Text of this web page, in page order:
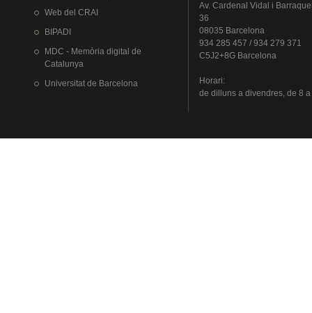
Web del CRAI
BIPADI
MDC - Memòria digital de
Catalunya
Universitat de Barcelona
Av. Cardenal Vidal i
36
08035 Barcelona
934 285 457 / 934 279 371
C5J2+8G Barcelona
Horari:
de dillunsa divendres, de 8